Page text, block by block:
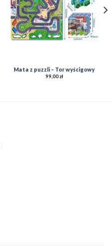
Mata z puzzli – Tor wyścigowy
99,00zł